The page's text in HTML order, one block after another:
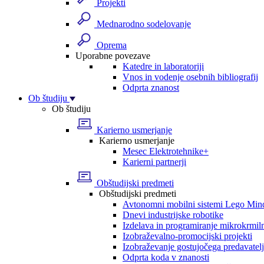
Projekti
Mednarodno sodelovanje
Oprema
Uporabne povezave
Katedre in laboratoriji
Vnos in vodenje osebnih bibliografij
Odprta znanost
Ob študiju
Ob študiju
Karierno usmerjanje
Karierno usmerjanje
Mesec Elektrotehnike+
Karierni partnerji
Obštudijski predmeti
Obštudijski predmeti
Avtonomni mobilni sistemi Lego
Dnevi industrijske robotike
Izdelava in programiranje
Izobraževalno-promocijski projekti
Izobraževanje gostujočega
Odprta koda v znanosti